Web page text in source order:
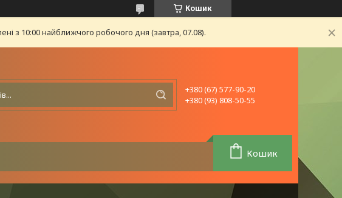
Кошик
з 10:00 найближчого робочого дня (завтра, 07.08).
+380 (67) 577-90-20
+380 (93) 808-50-55
Кошик